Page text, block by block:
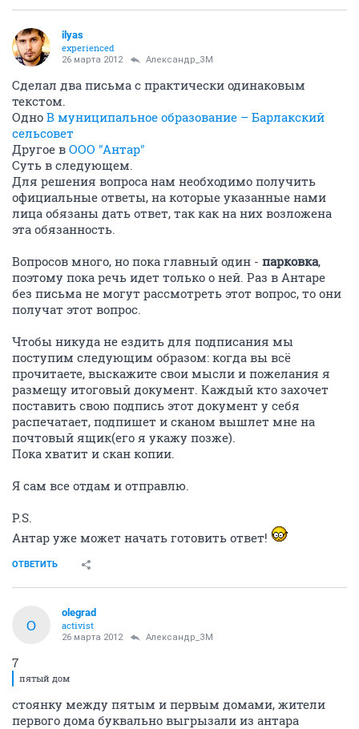
ilyas
experienced
26 марта 2012 Александр_ЗМ
Сделал два письма с практически одинаковым
текстом.
Одно В муниципальное образование – Барлакский
сельсовет
Другое в ООО "Антар"
Суть в следующем.
Для решения вопроса нам необходимо получить
официальные ответы, на которые указанные нами
лица обязаны дать ответ, так как на них возложена
эта обязанность.
Вопросов много, но пока главный один - парковка,
поэтому пока речь идет только о ней. Раз в Антаре
без письма не могут рассмотреть этот вопрос, то они
получат этот вопрос.
Чтобы никуда не ездить для подписания мы
поступим следующим образом: когда вы всё
прочитаете, выскажите свои мысли и пожелания я
размещу итоговый документ. Каждый кто захочет
поставить свою подпись этот документ у себя
распечатает, подпишет и сканом вышлет мне на
почтовый ящик(его я укажу позже).
Пока хватит и скан копии.
Я сам все отдам и отправлю.
P.S.
Антар уже может начать готовить ответ!
ОТВЕТИТЬ
O
olegrad
activist
26 марта 2012 Александр_ЗМ
7
пятый дом
стоянку между пятым и первым домами, жители
первого дома буквально выгрызали из антара